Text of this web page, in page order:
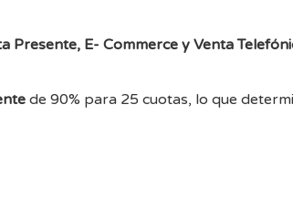
Presente, E- Commerce y Venta
de 90% para 25 cuotas, lo que